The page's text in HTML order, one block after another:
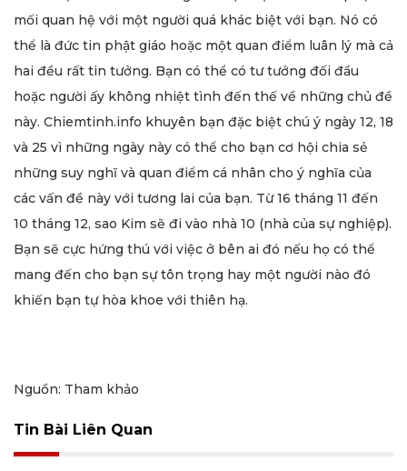
mối quan hệ với một người quá khác biệt với bạn. Nó có
thể là đức tin phật giáo hoặc một quan điểm luân lý mà cả
hai đều rất tin tưởng. Bạn có thể có tư tưởng đối đầu
hoặc người ấy không nhiệt tình đến thế về những chủ đề
này. Chiemtinh.info khuyên bạn đặc biệt chú ý ngày 12, 18
và 25 vì những ngày này có thể cho bạn cơ hội chia sẻ
những suy nghĩ và quan điểm cá nhân cho ý nghĩa của
các vấn đề này với tương lai của bạn. Từ 16 tháng 11 đến
10 tháng 12, sao Kim sẽ đi vào nhà 10 (nhà của sự nghiệp).
Bạn sẽ cực hứng thú với việc ở bên ai đó nếu họ có thể
mang đến cho bạn sự tôn trọng hay một người nào đó
khiến bạn tự hòa khoe với thiên hạ.
Nguồn: Tham khảo
Tin Bài Liên Quan